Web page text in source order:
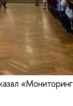
«Мониторинг